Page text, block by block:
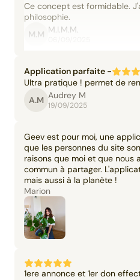
Ce concept est formidable.
philosophie.
M.M M.I.M.M.
Application parfaite -
Ultra pratique ! permet de
A.M Audrey M
19/09/2025
Geev est pour moi, une
que les personnes du site
raisons que moi et que nous
commun à partager.
mais aussi à la planète !
Marion
1ere annonce et 1er don